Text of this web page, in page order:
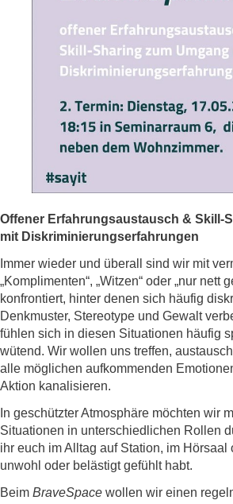
Offener Erfahrungsaustausch & Skill-
mit Diskriminierungserfahrungen
Immer wieder und überall sind wir mit
„Komplimenten“, „Witzen“ oder „nur nett
konfrontiert, hinter denen sich häufig
Denkmuster, Stereotype und Gewalt
fühlen sich in diesen Situationen häufig
wütend. Wir wollen uns treffen,
alle möglichen aufkommenden
Aktion kanalisieren.
In geschützter Atmosphäre möchten wir
Situationen in unterschiedlichen Rollen
ihr euch im Alltag auf Station, im Hörsaal
unwohl oder belästigt gefühlt habt.
Beim BraveSpace wollen wir einen